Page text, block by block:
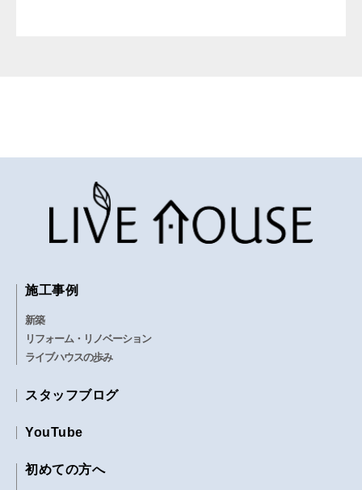
施工事例
新築
リフォーム・リノベーション
ライブハウスの歩み
スタッフブログ
YouTube
初めての方へ